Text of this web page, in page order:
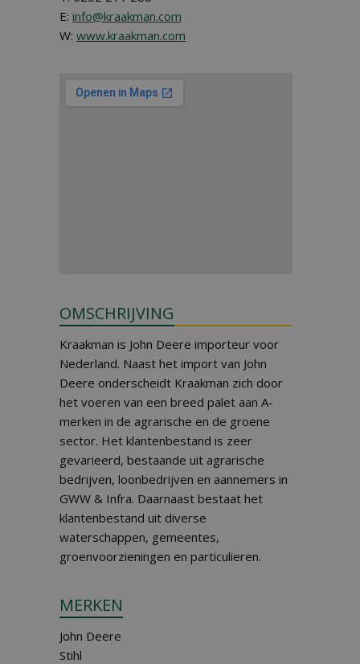
E: info@kraakman.com
W: www.kraakman.com
OMSCHRIJVING
Kraakman is John Deere importeur voor
Nederland. Naast het import van John
Deere onderscheidt Kraakman zich door
het voeren van een breed palet aan A-
merken in de agrarische en de groene
sector. Het klantenbestand is zeer
gevarieerd, bestaande uit agrarische
bedrijven, loonbedrijven en aannemers in
GWW & Infra. Daarnaast bestaat het
klantenbestand uit diverse
waterschappen, gemeentes,
groenvoorzieningen en particulieren.
MERKEN
John Deere
Stihl